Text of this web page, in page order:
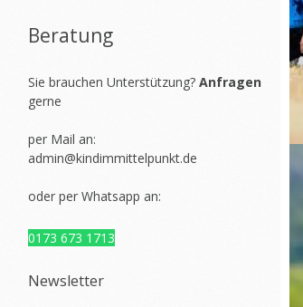
Beratung
Sie brauchen Unterstützung? Anfragen
gerne
per Mail an:
admin@kindimmittelpunkt.de
oder per Whatsapp an:
0173 673 1713
Newsletter